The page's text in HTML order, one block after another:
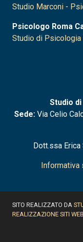
Studio Marconi -
Psicologo Roma
Studio di Psicologia
Studio
Sede: Via Celio
Dott.ssa
Informativa
SITO REALIZZATO DA
REALIZZAZIONE SITI